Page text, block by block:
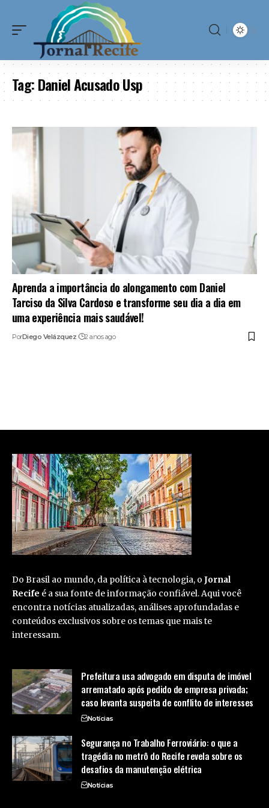
Tag:Daniel Acusado Usp
Aprenda a importância do alongamento com Daniel
Tarciso da Silva Cardoso e transforme seu dia a dia em
uma experiência mais saudável!
PorDiego Velázquez 2 anos ago
Do Brasil ao mundo, da política à tecnologia, o Jornal
Recife é a sua fonte de informação confiável. Aqui você
encontra notícias atualizadas, análises aprofundadas e
conteúdos exclusivos sobre os temas que mais te
interessam.
Prefeitura usa advogado em disputa de imóvel
arrematado após pedido de empresa privada;
caso levanta suspeita de conflito de interesses
Notícias
Segurança no Trabalho Ferroviário: o que a
tragédia no metrô do Recife revela sobre os
desafios da manutenção elétrica
Notícias